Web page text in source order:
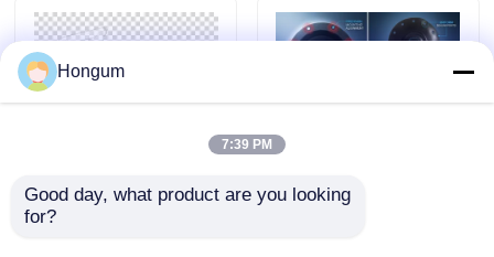
মামলা
একটি উদ্ধৃতি অনুরোধ করুন
রাসায়নিক অপারেটিং পরিবেশ
Hongum
7:39 PM
Good day, what product are you looking
for?